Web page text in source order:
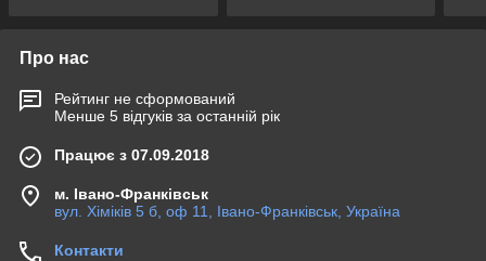
Про нас
Рейтинг не сформований
Менше 5 відгуків за останній рік
Працює з 07.09.2018
м. Івано-Франківськ
вул. Хіміків 5 б, оф 11, Івано-Франківськ, Україна
Контакти